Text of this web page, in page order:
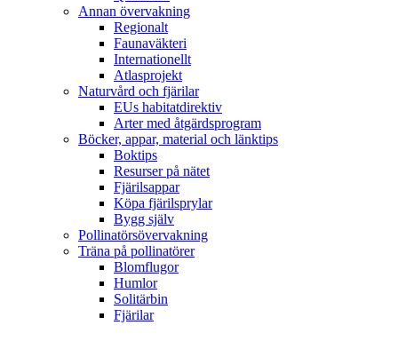
Annan övervakning
Regionalt
Faunaväkteri
Internationellt
Atlasprojekt
Naturvård och fjärilar
EUs habitatdirektiv
Arter med åtgärdsprogram
Böcker, appar, material och länktips
Boktips
Resurser på nätet
Fjärilsappar
Köpa fjärilsprylar
Bygg själv
Pollinatörsövervakning
Träna på pollinatörer
Blomflugor
Humlor
Solitärbin
Fjärilar